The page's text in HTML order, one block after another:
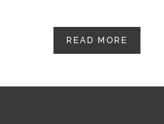
READ MORE